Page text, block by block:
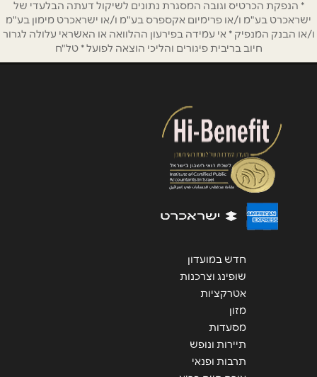
נושא*
שליחה
0506993044
* הנפקת הכרטיס וגובה המסגרת נתונים לשיקול דעתה הבלעדי של
ישראכרט בע"מ ו/או פרימיום אקספרס בע"מ ו/או ישראכרט מימון בע"מ
ו/או הבנק המנפיק * אי עמידה בפירעון ההלוואה או האשראי עלולה לגרור
חיוב בריבית פיגורים והליכי הוצאה לפועל * טל"ח
חדש במועדון
שופינג וצרכנות
אטרקציות
מזון
מסעדות
תיירות ונופש
תרבות ופנאי